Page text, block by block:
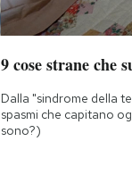
9 cose strane che
Dalla "sindrome della
spasmi che capitano
sono?)